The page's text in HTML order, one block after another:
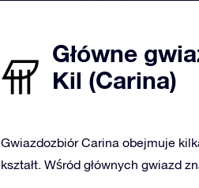
Główne
Kil (Carina)
Gwiazdozbiór Carina obejmuje
kształt. Wśród głównych gwiazd